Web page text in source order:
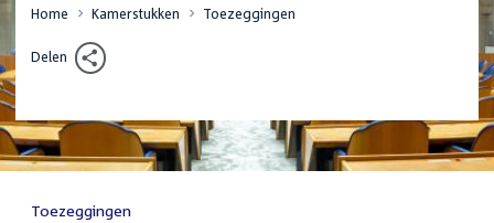
Home Kamerstukken Toezeggingen
Delen
Toezeggingen